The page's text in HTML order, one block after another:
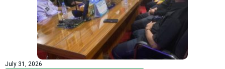
July 31, 2026